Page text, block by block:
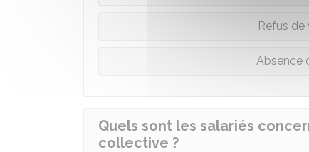
Refus de
Absence
Quels sont les salariés
collective ?